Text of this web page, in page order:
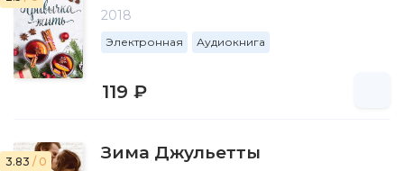
2018
Электронная Аудиокнига
119 ₽
3.83 / 0 Зима Джульетты